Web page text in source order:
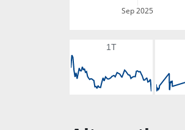
Sep 2025
1T